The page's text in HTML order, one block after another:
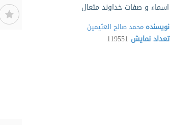
اسماء و صفات خداوند متعال
نویسنده محمد صالح العثیمین
تعداد نمایش 119551